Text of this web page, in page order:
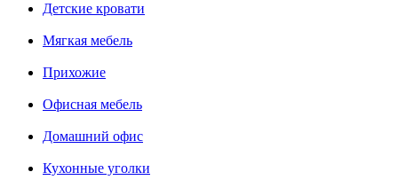
Детские кровати
Мягкая мебель
Прихожие
Офисная мебель
Домашний офис
Кухонные уголки